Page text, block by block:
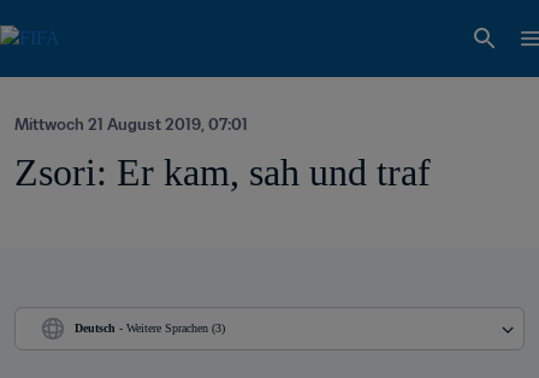
Mittwoch 21 August 2019, 07:01
Zsori: Er kam, sah und traf
Deutsch - Weitere Sprachen (3)